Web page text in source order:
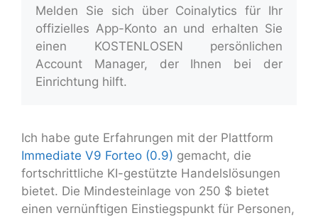
Melden Sie sich über Coinalytics für Ihr
offizielles App-Konto an und erhalten Sie
einen KOSTENLOSEN persönlichen
Account Manager, der Ihnen bei der
Einrichtung hilft.
Ich habe gute Erfahrungen mit der Plattform
Immediate V9 Forteo (0.9) gemacht, die
fortschrittliche KI-gestützte Handelslösungen
bietet. Die Mindesteinlage von 250 $ bietet
einen vernünftigen Einstiegspunkt für Personen,